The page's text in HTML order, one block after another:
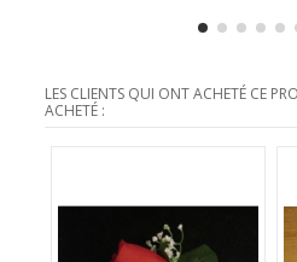
LES CLIENTS QUI ONT ACHETÉ CE
ACHETÉ :